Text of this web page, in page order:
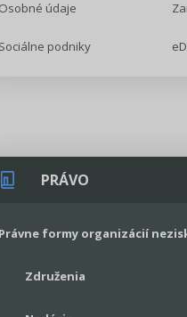
Osobné údaje
Sociálne podniky
PRÁVO
Právne formy organizácií
Združenia